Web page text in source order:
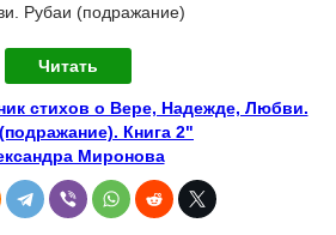
Рубаи (подражание)
Читать
стихов о Вере, Надежде, Любви.
Книга 2"
Миронова